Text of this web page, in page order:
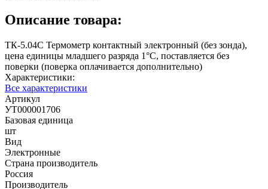
Описание товара:
ТК-5.04С Термометр контактный электронный (без зонда),
цена единицы младшего разряда 1°С, поставляется без
поверки (поверка оплачивается дополнительно)
Характеристики:
Все характеристики
Артикул
УТ000001706
Базовая единица
шт
Вид
Электронные
Страна производитель
Россия
Производитель